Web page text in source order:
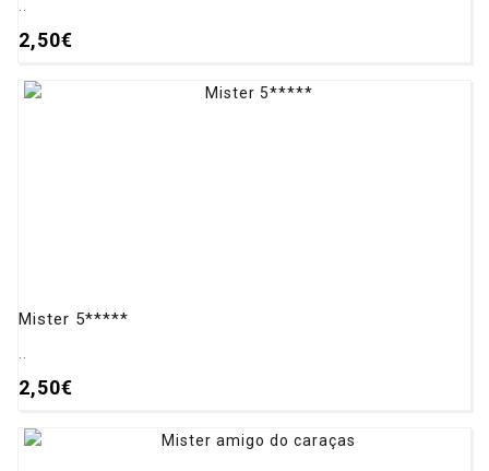
2,50€
Mister 5*****
2,50€